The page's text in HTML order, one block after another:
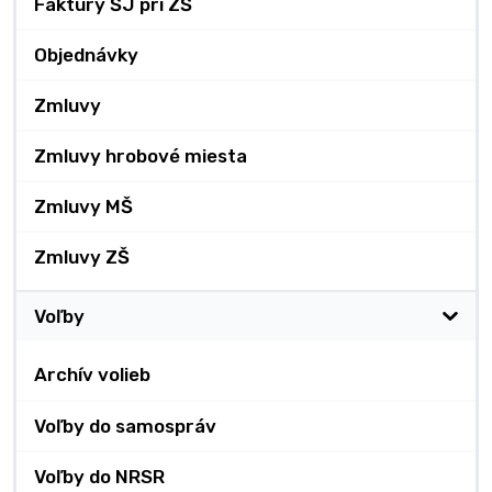
Faktúry ŠJ pri ZŠ
Objednávky
Zmluvy
Zmluvy hrobové miesta
Zmluvy MŠ
Zmluvy ZŠ
Voľby
Archív volieb
Voľby do samospráv
Voľby do NRSR